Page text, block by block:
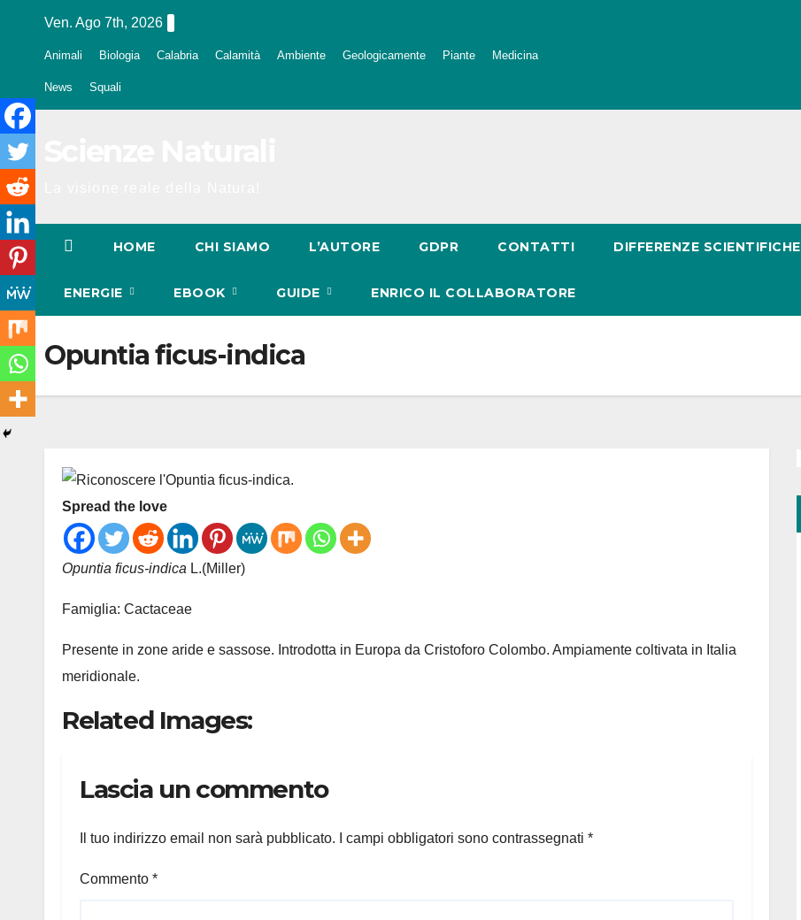
Ven. Ago 7th, 2026
Animali Biologia Calabria Calamità Ambiente Geologicamente Piante Medicina
News Squali
HOME CHI SIAMO L’AUTORE GDPR CONTATTI DIFFERENZE SCIENTIFICHE
ENERGIE EBOOK GUIDE ENRICO IL COLLABORATORE
Opuntia ficus-indica
Spread the love
Opuntia ficus-indica L.(Miller)
Famiglia: Cactaceae
Presente in zone aride e sassose. Introdotta in Europa da Cristoforo Colombo. Ampiamente coltivata in Italia
meridionale.
Related Images:
Lascia un commento
Il tuo indirizzo email non sarà pubblicato. I campi obbligatori sono contrassegnati *
Commento *